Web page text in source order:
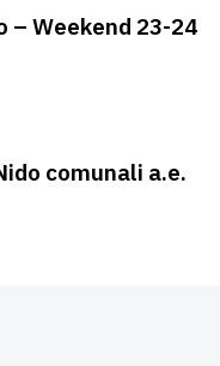
– Weekend 23-24
comunali a.e.